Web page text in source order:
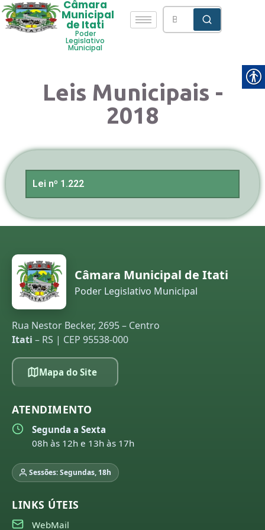
Câmara
Municipal
de Itati
Poder
Legislativo
Municipal
Leis Municipais -
2018
Lei nº 1.222
Câmara Municipal de Itati
Poder Legislativo Municipal
Rua Nestor Becker, 2695 – Centro
Itati – RS | CEP 95538-000
Mapa do Site
ATENDIMENTO
Segunda a Sexta
08h às 12h e 13h às 17h
Sessões: Segundas, 18h
LINKS ÚTEIS
WebMail